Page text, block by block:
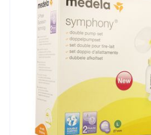
Behoud
25°C)